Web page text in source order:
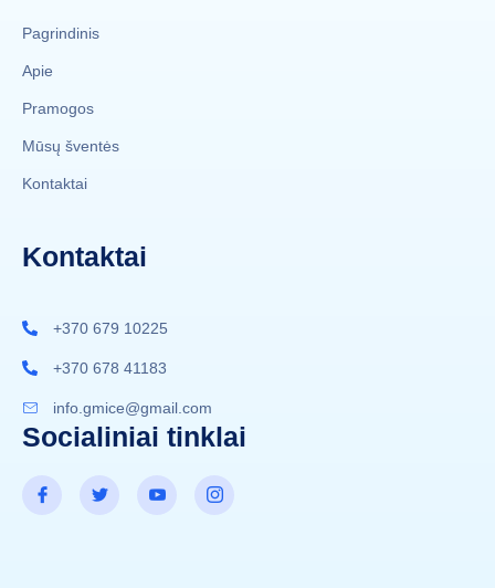
Pagrindinis
Apie
Pramogos
Mūsų šventės
Kontaktai
Kontaktai
+370 679 10225
+370 678 41183
info.gmice@gmail.com
Socialiniai tinklai